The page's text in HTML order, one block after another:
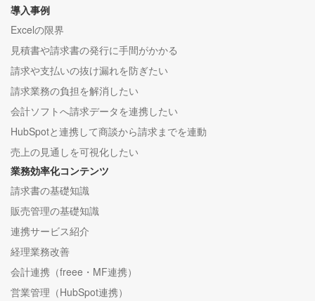
導入事例
Excelの限界
見積書や請求書の発行に手間がかかる
請求や支払いの抜け漏れを防ぎたい
請求業務の負担を解消したい
会計ソフトへ請求データを連携したい
HubSpotと連携して商談から請求までを連動
売上の見通しを可視化したい
業務効率化コンテンツ
請求書の基礎知識
販売管理の基礎知識
連携サービス紹介
経理業務改善
会計連携（freee・MF連携）
営業管理（HubSpot連携）